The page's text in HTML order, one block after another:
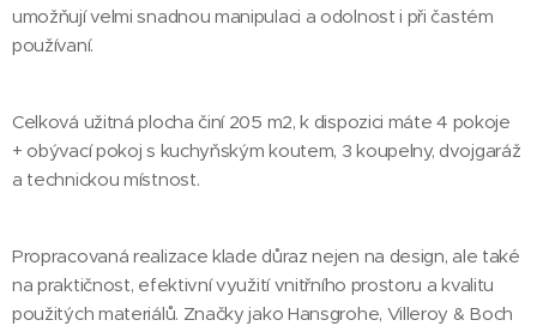
umožňují velmi snadnou manipulaci a odolnost i při častém
používaní.
Celková užitná plocha činí 205 m2, k dispozici máte 4 pokoje
+ obývací pokoj s kuchyňským koutem, 3 koupelny, dvojgaráž
a technickou místnost.
Propracovaná realizace klade důraz nejen na design, ale také
na praktičnost, efektivní využití vnitřního prostoru a kvalitu
použitých materiálů. Značky jako Hansgrohe, Villeroy & Boch